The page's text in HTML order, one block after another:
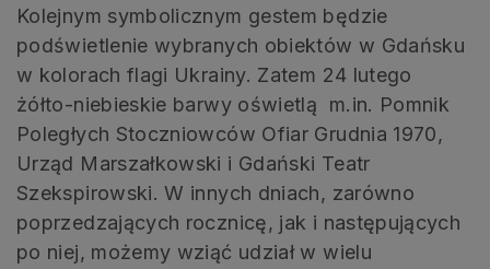
Kolejnym symbolicznym gestem będzie
podświetlenie wybranych obiektów w Gdańsku
w kolorach flagi Ukrainy. Zatem 24 lutego
żółto-niebieskie barwy oświetlą m.in. Pomnik
Poległych Stoczniowców Ofiar Grudnia 1970,
Urząd Marszałkowski i Gdański Teatr
Szekspirowski. W innych dniach, zarówno
poprzedzających rocznicę, jak i następujących
po niej, możemy wziąć udział w wielu